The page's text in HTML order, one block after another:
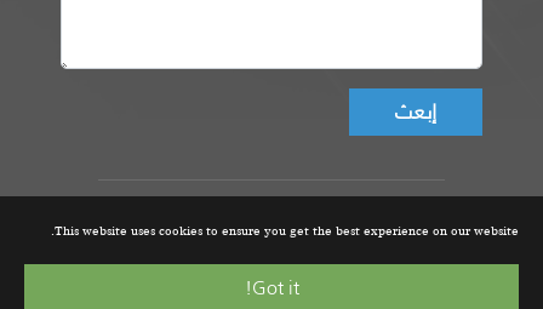
This website uses cookies to ensure you get the best experience on our website.
Got it!
تصميم و تطوير الموقع من قبل